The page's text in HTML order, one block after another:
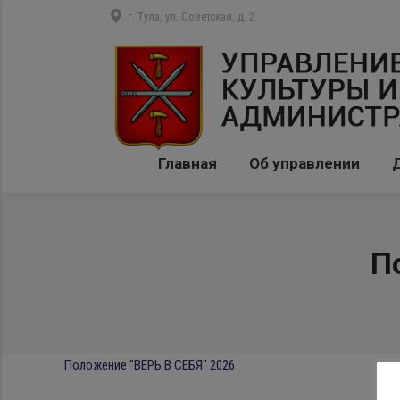
г. Тула, ул. Советская, д. 2
Главная Об управлении
Положение "ВЕРЬ В СЕБЯ" 2026